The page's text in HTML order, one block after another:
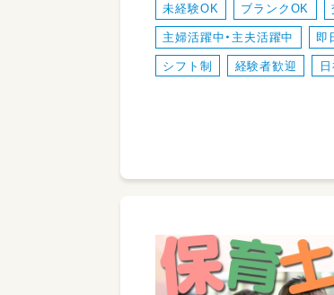
未経験OK ブランクOK
主婦活躍中・主夫活躍中 即
シフト制 経験者歓迎